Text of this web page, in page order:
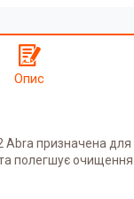
Опис
Abra призначена
та полегшує